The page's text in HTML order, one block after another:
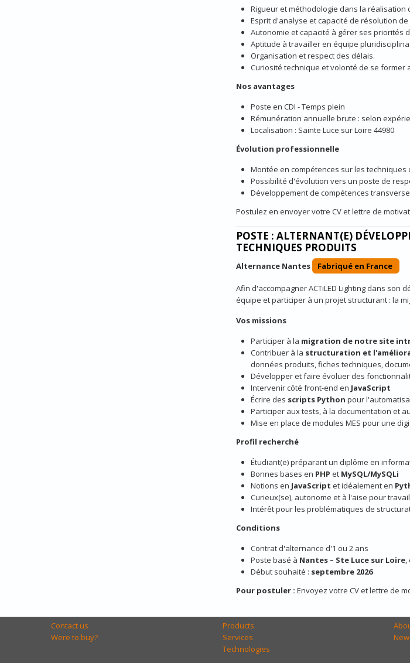
Rigueur et méthodologie dans la réalisation
Esprit d'analyse et capacité de résolution
Autonomie et capacité à gérer ses priorités
Aptitude à travailler en équipe
Organisation et respect des délais.
Curiosité technique et volonté de se former
Nos avantages
Poste en CDI - Temps plein
Rémunération annuelle brute : selon
Localisation : Sainte Luce sur Loire 44980
Évolution professionnelle
Montée en compétences sur les
Possibilité d'évolution vers un poste de
Développement de compétences
Postulez en envoyer votre CV et lettre de
POSTE : ALTERNANT(E)
TECHNIQUES PRODUITS
Alternance Nantes Fabriqué en France
Afin d'accompagner ACTiLED Lighting dans
équipe et participer à un projet structurant : la
Vos missions
Participer à la migration de notre site
Contribuer à la structuration et
données produits, fiches techniques,
Développer et faire évoluer des
Intervenir côté front-end en JavaScript
Écrire des scripts Python pour
Participer aux tests, à la documentation et
Mise en place de modules MES pour une
Profil recherché
Étudiant(e) préparant un diplôme en
Bonnes bases en PHP et MySQL/MySQLi
Notions en JavaScript et idéalement en
Curieux(se), autonome et à l'aise pour
Intérêt pour les problématiques de
Conditions
Contrat d'alternance d'1 ou 2 ans
Poste basé à Nantes – Ste Luce sur Loire,
Début souhaité : septembre 2026
Pour postuler : Envoyez votre CV et lettre de
Contact us
Were to buy?
Products
Services
Technologies